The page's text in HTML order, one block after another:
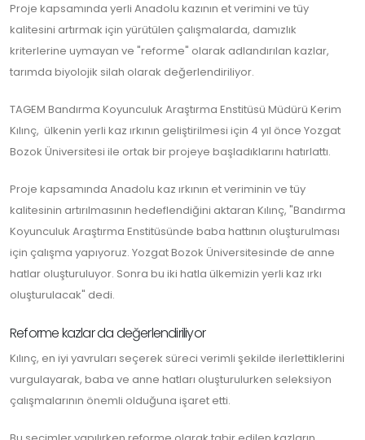
Proje kapsamında yerli Anadolu kazının et verimini ve tüy
kalitesini artırmak için yürütülen çalışmalarda, damızlık
kriterlerine uymayan ve "reforme" olarak adlandırılan kazlar,
tarımda biyolojik silah olarak değerlendiriliyor.
TAGEM Bandırma Koyunculuk Araştırma Enstitüsü Müdürü Kerim
Kılınç, ülkenin yerli kaz ırkının geliştirilmesi için 4 yıl önce Yozgat
Bozok Üniversitesi ile ortak bir projeye başladıklarını hatırlattı.
Proje kapsamında Anadolu kaz ırkının et veriminin ve tüy
kalitesinin artırılmasının hedeflendiğini aktaran Kılınç, "Bandırma
Koyunculuk Araştırma Enstitüsünde baba hattının oluşturulması
için çalışma yapıyoruz. Yozgat Bozok Üniversitesinde de anne
hatlar oluşturuluyor. Sonra bu iki hatla ülkemizin yerli kaz ırkı
oluşturulacak" dedi.
Reforme kazlar da değerlendiriliyor
Kılınç, en iyi yavruları seçerek süreci verimli şekilde ilerlettiklerini
vurgulayarak, baba ve anne hatları oluşturulurken seleksiyon
çalışmalarının önemli olduğuna işaret etti.